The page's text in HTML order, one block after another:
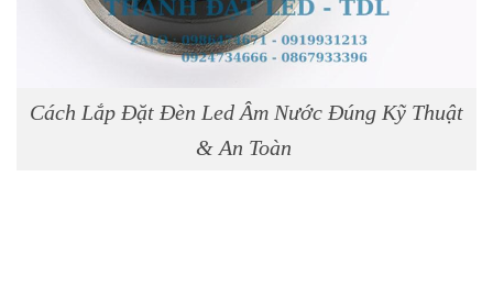
Cách Lắp Đặt Đèn Led Âm Nước Đúng Kỹ Thuật
& An Toàn